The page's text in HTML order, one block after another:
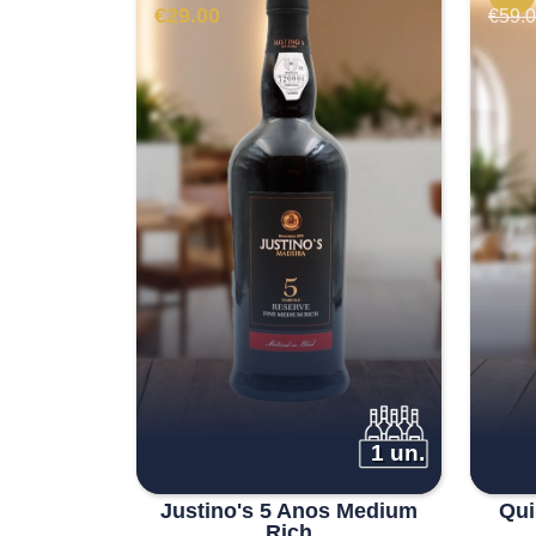
€29.00
1 un.
Justino's 5 Anos Medium
€